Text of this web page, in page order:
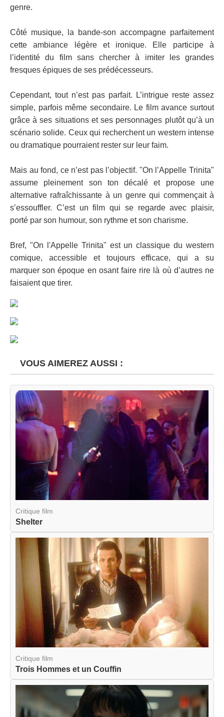
genre.
Côté musique, la bande-son accompagne parfaitement
cette ambiance légère et ironique. Elle participe à
l’identité du film sans chercher à imiter les grandes
fresques épiques de ses prédécesseurs.
Cependant, tout n’est pas parfait. L’intrigue reste assez
simple, parfois même secondaire. Le film avance surtout
grâce à ses situations et ses personnages plutôt qu’à un
scénario solide. Ceux qui recherchent un western intense
ou dramatique pourraient rester sur leur faim.
Mais au fond, ce n’est pas l’objectif. "On l’Appelle Trinita"
assume pleinement son ton décalé et propose une
alternative rafraîchissante à un genre qui commençait à
s’essouffler. C’est un film qui se regarde avec plaisir,
porté par son humour, son rythme et son charisme.
Bref, "On l'Appelle Trinita" est un classique du western
comique, accessible et toujours efficace, qui a su
marquer son époque en osant faire rire là où d’autres ne
faisaient que tirer.
VOUS AIMEREZ AUSSI :
Critique film
Shelter
Critique film
Trois Hommes et un Couffin